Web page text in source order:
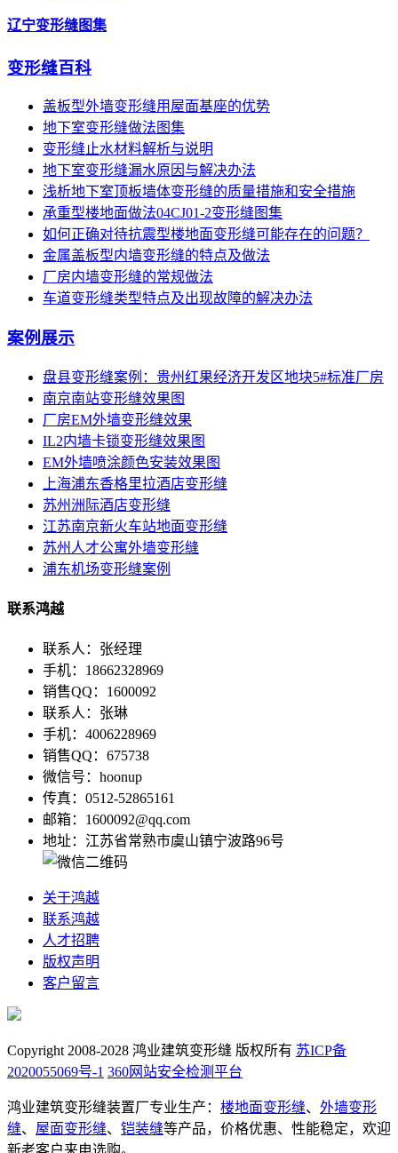
辽宁变形缝图集
变形缝百科
盖板型外墙变形缝用屋面基座的优势
地下室变形缝做法图集
变形缝止水材料解析与说明
地下室变形缝漏水原因与解决办法
浅析地下室顶板墙体变形缝的质量措施和安全措施
承重型楼地面做法04CJ01-2变形缝图集
如何正确对待抗震型楼地面变形缝可能存在的问题？
金属盖板型内墙变形缝的特点及做法
厂房内墙变形缝的常规做法
车道变形缝类型特点及出现故障的解决办法
案例展示
盘县变形缝案例：贵州红果经济开发区地块5#标准厂房
南京南站变形缝效果图
厂房EM外墙变形缝效果
IL2内墙卡锁变形缝效果图
EM外墙喷涂颜色安装效果图
上海浦东香格里拉酒店变形缝
苏州洲际酒店变形缝
江苏南京新火车站地面变形缝
苏州人才公寓外墙变形缝
浦东机场变形缝案例
联系鸿越
联系人：张经理
手机：18662328969
销售QQ：1600092
联系人：张琳
手机：4006228969
销售QQ：675738
微信号：hoonup
传真：0512-52865161
邮箱：1600092@qq.com
地址：江苏省常熟市虞山镇宁波路96号
关于鸿越
联系鸿越
人才招聘
版权声明
客户留言
Copyright 2008-2028 鸿业建筑变形缝 版权所有 苏ICP备
2020055069号-1 360网站安全检测平台
鸿业建筑变形缝装置厂专业生产： 楼地面变形缝、 外墙变形
缝、 屋面变形缝、 铠装缝等产品，价格优惠、性能稳定，欢迎